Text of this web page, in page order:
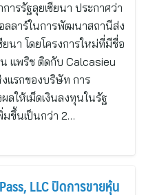
ารรัฐลุยเซียนา ประกาศว่า
ลาร์ในการพัฒนาสถานีส่ง
นา โดยโครงการใหม่ที่มีชื่อ
น แพริช ติดกับ Calcasieu
แรกของบริษัท การ
ลให้เม็ดเงินลงทุนในรัฐ
มขึ้นเป็นกว่า 2…
LLC ปิดการขายหุ้น